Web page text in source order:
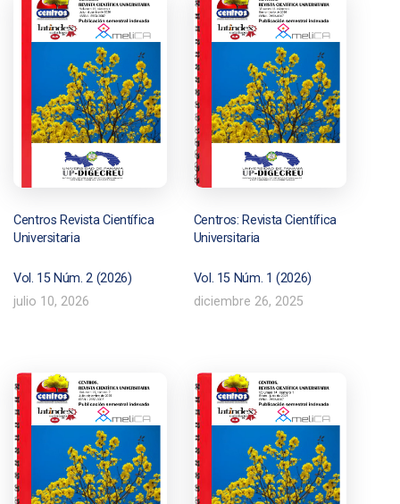
Centros Revista Científica
Universitaria
Vol. 15 Núm. 2 (2026)
julio 10, 2026
Centros: Revista Científica
Universitaria
Vol. 15 Núm. 1 (2026)
diciembre 26, 2025